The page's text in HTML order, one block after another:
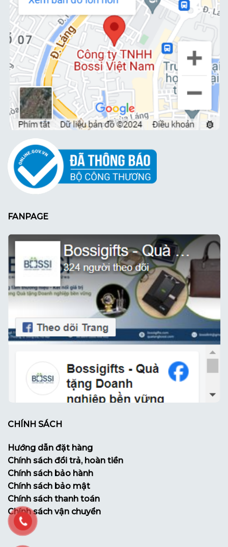
FANPAGE
CHÍNH SÁCH
Hướng dẫn đặt hàng
Chính sách đổi trả, hoàn tiền
Chính sách bảo hành
Chính sách bảo mật
Chính sách thanh toán
Chính sách vận chuyển